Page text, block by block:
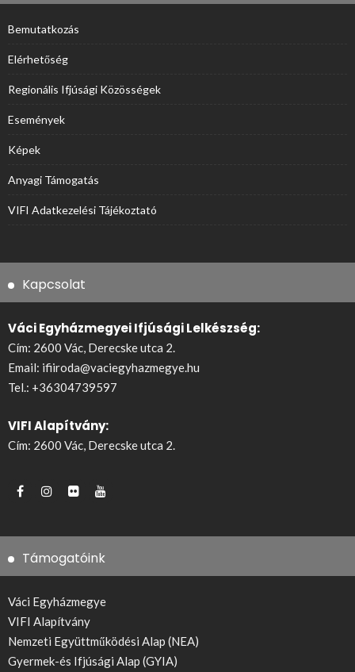
Bemutatkozás
Elérhetőség
Regionális Ifjúsági Közösségek
Események
Képek
Anyagi Támogatás
VIFI Adatkezelési Tájékoztató
Kapcsolat
Váci Egyházmegyei Ifjúsági Lelkészség:
Cím: 2600 Vác, Derecske utca 2.
Email: ifiiroda@vaciegyhazmegye.hu
Tel.: +36304739597
VIFI Alapítvány:
Cím: 2600 Vác, Derecske utca 2.
Támogatóink
Váci Egyházmegye
VIFI Alapítvány
Nemzeti Együttműködési Alap (NEA)
Gyermek-és Ifjúsági Alap (GYIA)